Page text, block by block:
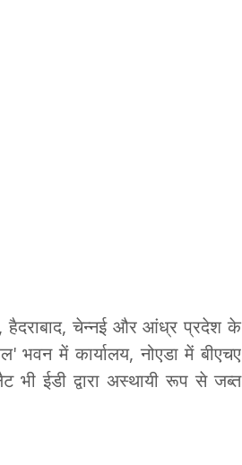
हैदराबाद, चेन्नई और आंध्र प्रदेश के
भवन में कार्यालय, नोएडा में बीएचए
भी ईडी द्वारा अस्थायी रूप से जब्त